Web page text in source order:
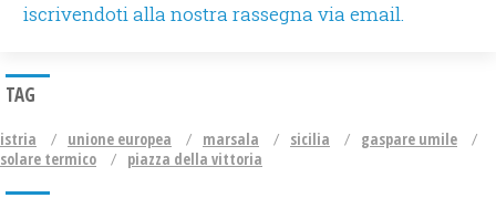
iscrivendoti alla nostra rassegna via email.
TAG
istria unione europea marsala sicilia
gaspare umile
solare termico
piazza della vittoria